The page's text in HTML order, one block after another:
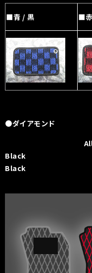
■青 / 黒 ■
●ダイアモンド
Black
Black